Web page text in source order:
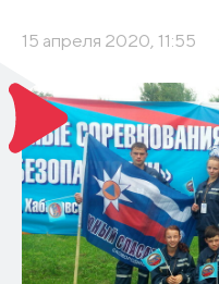
15 апреля 2020, 11:55